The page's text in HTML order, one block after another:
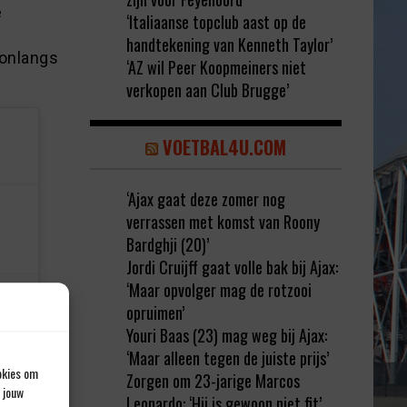
om
‘Italiaanse topclub aast op de
handtekening van Kenneth Taylor’
‘AZ wil Peer Koopmeiners niet
verkopen aan Club Brugge’
VOETBAL4U.COM
‘Ajax gaat deze zomer nog
verrassen met komst van Roony
Bardghji (20)’
Jordi Cruijff gaat volle bak bij Ajax:
‘Maar opvolger mag de rotzooi
opruimen’
Youri Baas (23) mag weg bij Ajax:
‘Maar alleen tegen de juiste prijs’
Zorgen om 23-jarige Marcos